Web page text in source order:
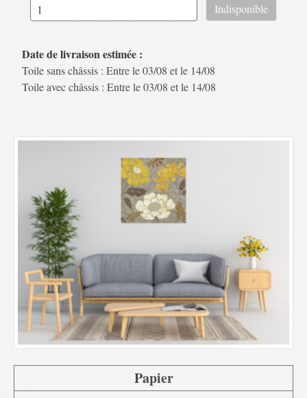
Date de livraison estimée :
Toile sans châssis : Entre le 03/08 et le 14/08
Toile avec châssis : Entre le 03/08 et le 14/08
Papier